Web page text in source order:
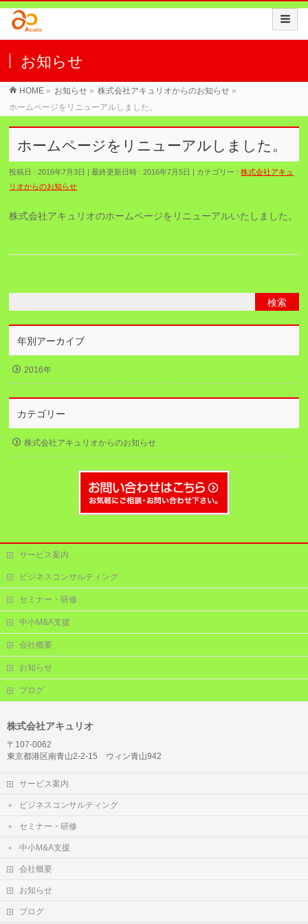
お知らせ
HOME » お知らせ » 株式会社アキュリオからのお知らせ »
ホームページをリニューアルしました。
ホームページをリニューアルしました。
投稿日 : 2016年7月3日 最終更新日時 : 2016年7月5日 カテゴリー :株式会社アキュ
リオからのお知らせ
株式会社アキュリオのホームページをリニューアルいたしました。
年別アーカイブ
2016年
カテゴリー
株式会社アキュリオからのお知らせ
サービス案内
ビジネスコンサルティング
セミナー・研修
中小M&A支援
会社概要
お知らせ
ブログ
株式会社アキュリオ
〒107-0062
東京都港区南青山2-2-15 ウィン青山942
サービス案内
ビジネスコンサルティング
セミナー・研修
中小M&A支援
会社概要
お知らせ
ブログ